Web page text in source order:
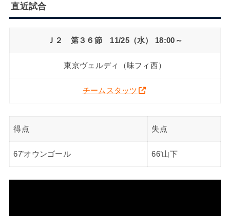
直近試合
Ｊ２ 第３６節 11/25（水） 18:00～
東京ヴェルディ（味フィ西）
チームスタッツ
得点 失点
67’オウンゴール 66’山下